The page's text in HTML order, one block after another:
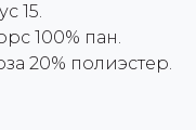
15.
100% пан.
20% полиэстер.